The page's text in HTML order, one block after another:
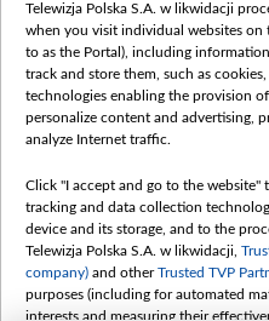
Telewizja Polska S.A. w likwidacji
when you visit individual websites on
to as the Portal), including
track and store them, such as
technologies enabling the provision
personalize content and advertising,
analyze Internet traffic.
Click "I accept and go to the
tracking and data collection
device and its storage, and to the
Telewizja Polska S.A. w likwidacji,
company) and otherTrusted TVP
purposes (including for automated
interests and measuring their